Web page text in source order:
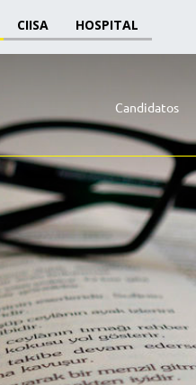
CIISA HOSPITAL
Candidatos